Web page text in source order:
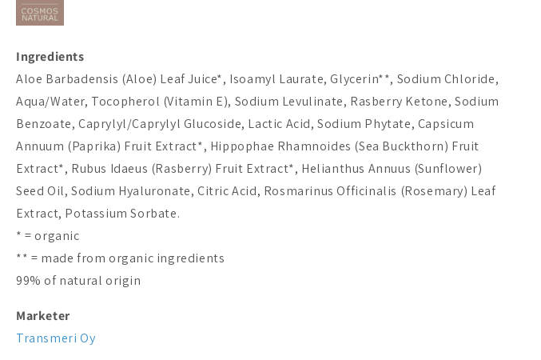
Taika Regenerating Face
Add to cart Add to cart Add to cart
Ingredients
Aloe Barbadensis (Aloe) Leaf Juice*, Isoamyl Laurate, Glycerin**, Sodium Chloride,
Aqua/Water, Tocopherol (Vitamin E), Sodium Levulinate, Rasberry Ketone, Sodium
Benzoate, Caprylyl/Caprylyl Glucoside, Lactic Acid, Sodium Phytate, Capsicum
Annuum (Paprika) Fruit Extract*, Hippophae Rhamnoides (Sea Buckthorn) Fruit
Extract*, Rubus Idaeus (Rasberry) Fruit Extract*, Helianthus Annuus (Sunflower)
Seed Oil, Sodium Hyaluronate, Citric Acid, Rosmarinus Officinalis (Rosemary) Leaf
Extract, Potassium Sorbate.
* = organic
** = made from organic ingredients
99% of natural origin
Marketer
Transmeri Oy